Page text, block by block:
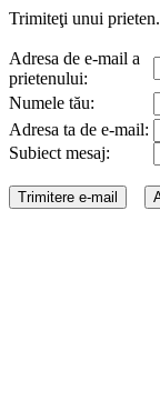
Trimiteţi unui prieten.
Adresa de e-mail a
prietenului:
Numele tău:
Adresa ta de e-mail:
Subiect mesaj: